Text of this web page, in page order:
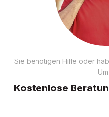
Sie benötigen Hilfe oder
Kostenlose